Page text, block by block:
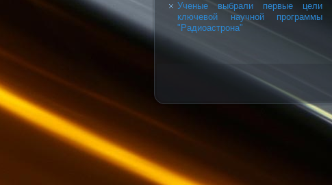
Ученые выбрали первые цели
ключевой научной программы
"Радиоастрона"